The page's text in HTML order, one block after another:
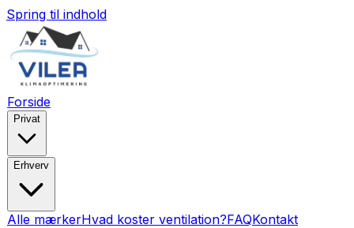
Spring til indhold
Forside
Privat
Erhverv
Alle mærkerHvad koster ventilation?FAQKontakt